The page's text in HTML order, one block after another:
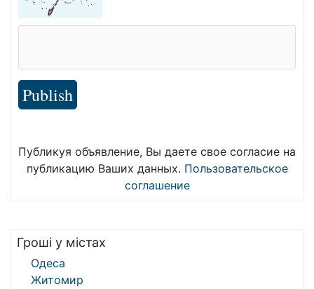
Publish
Публикуя объявление, Вы даете свое согласие на
публикацию Ваших данных. Пользовательское
соглашение
Гроші у містах
Одеса
Житомир